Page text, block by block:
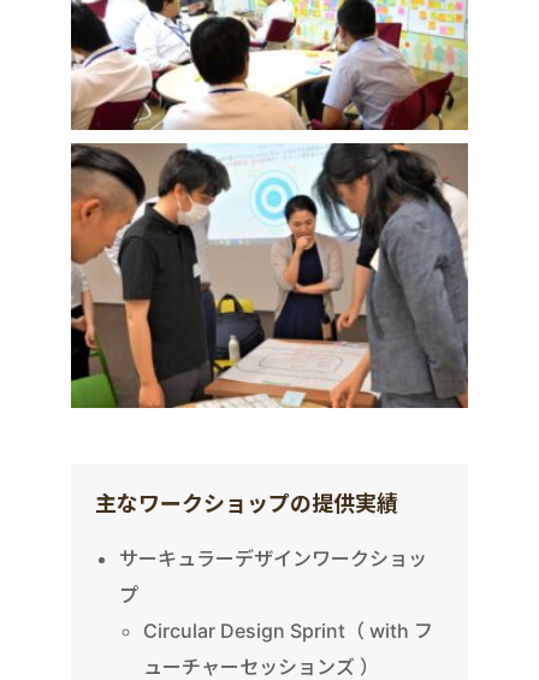
主なワークショップの提供実績
サーキュラーデザインワークショッ
プ
Circular Design Sprint（ with フ
ューチャーセッションズ ）